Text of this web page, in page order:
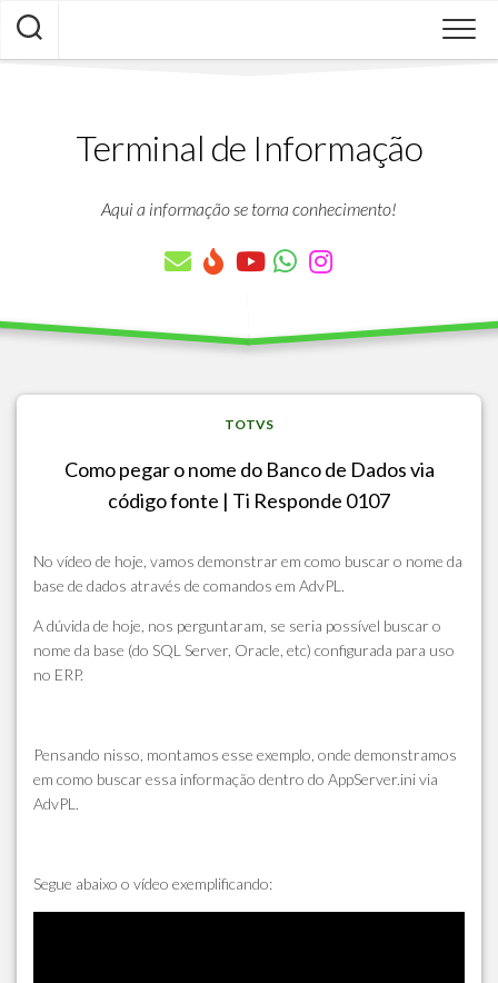
Skip
content
Terminal de Informação
Aqui a informação se torna conhecimento!
TOTVS
Como pegar o nome do Banco de Dados via
código fonte | Ti Responde 0107
No vídeo de hoje, vamos demonstrar em como buscar o nome da
base de dados através de comandos em AdvPL.
A dúvida de hoje, nos perguntaram, se seria possível buscar o
nome da base (do SQL Server, Oracle, etc) configurada para uso
no ERP.
Pensando nisso, montamos esse exemplo, onde demonstramos
em como buscar essa informação dentro do AppServer.ini via
AdvPL.
Segue abaixo o vídeo exemplificando: